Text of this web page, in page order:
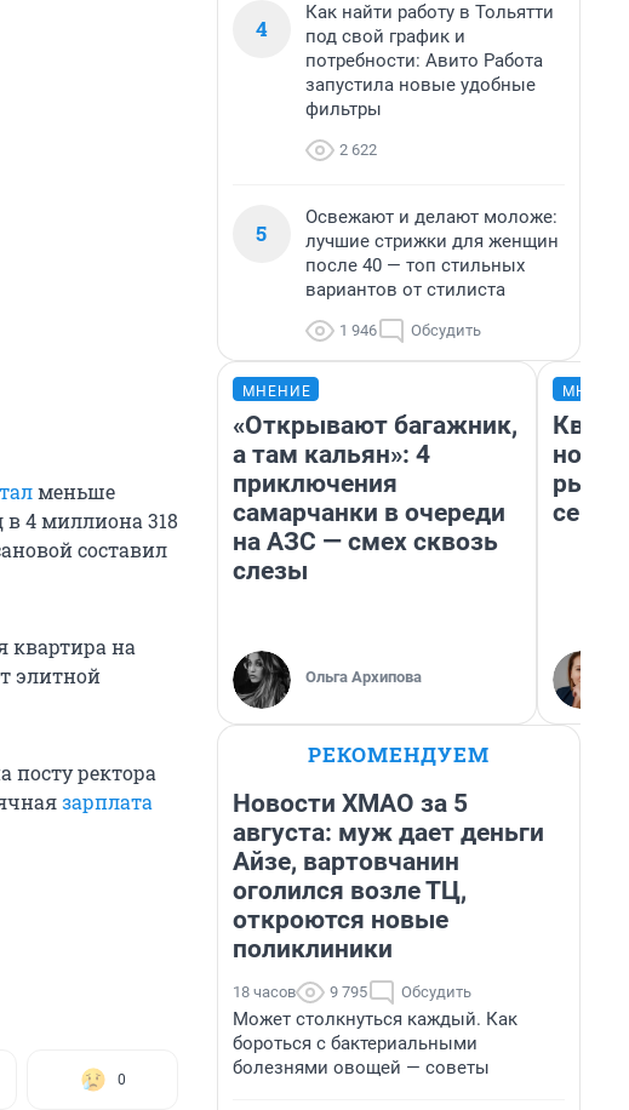
меньше
в 4 миллиона 318
составил
квартира на
элитной
посту ректора
зарплата
0
4
Как найти работу в Тольятти
под свой график и
потребности: Авито Работа
запустила новые удобные
фильтры
2 622
5
Освежают и делают моложе:
лучшие стрижки для женщин
после 40 — топ стильных
вариантов от стилиста
1 946 Обсудить
МНЕНИЕ
«Открывают багажник,
а там кальян»: 4
приключения
самарчанки в очереди
на АЗС — смех сквозь
слезы
Ольга Архипова
но
РЕКОМЕНДУЕМ
Новости ХМАО за 5
августа: муж дает деньги
Айзе, вартовчанин
оголился возле ТЦ,
откроются новые
поликлиники
18 часов 9 795 Обсудить
Может столкнуться каждый. Как
бороться с бактериальными
болезнями овощей — советы